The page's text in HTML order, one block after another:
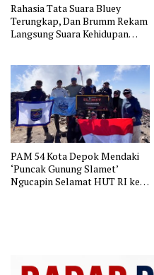
Rahasia Tata Suara Bluey
Terungkap, Dan Brumm Rekam
Langsung Suara Kehidupan
PAM 54 Kota Depok Mendaki
‘Puncak Gunung Slamet’
Ngucapin Selamat HUT RI ke-